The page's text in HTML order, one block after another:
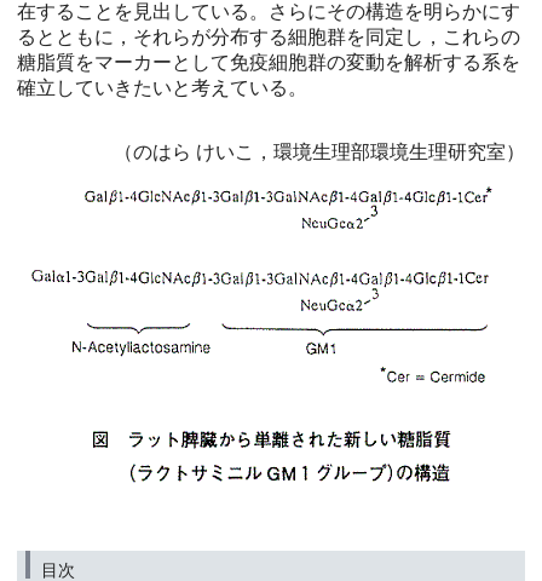
在することを見出している。さらにその構造を明らかにす
るとともに，それらが分布する細胞群を同定し，これらの
糖脂質をマーカーとして免疫細胞群の変動を解析する系を
確立していきたいと考えている。
（のはら けいこ，環境生理部環境生理研究室）
目次